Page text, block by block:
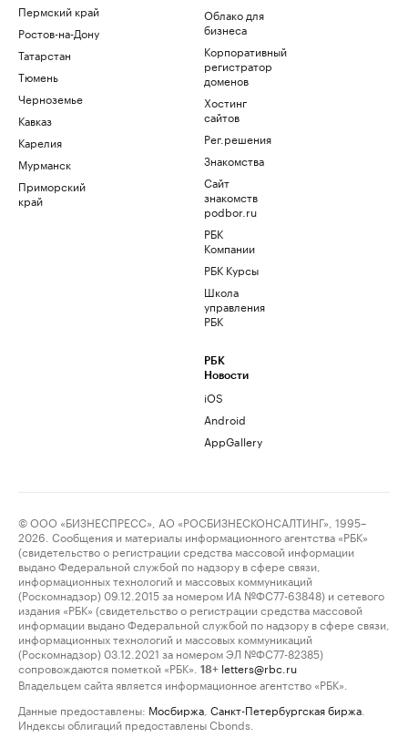
Пермский край
Ростов-на-Дону
Татарстан
Тюмень
Черноземье
Кавказ
Карелия
Мурманск
Приморский
край
Облако для
бизнеса
Корпоративный
регистратор
доменов
Хостинг
сайтов
Рег.решения
Знакомства
Сайт
знакомств
podbor.ru
РБК
Компании
РБК Курсы
Школа
управления
РБК
РБК
Новости
iOS
Android
AppGallery
© ООО «БИЗНЕСПРЕСС», АО «РОСБИЗНЕСКОНСАЛТИНГ», 1995–
2026. Сообщения и материалы информационного агентства «РБК»
(свидетельство о регистрации средства массовой информации
выдано Федеральной службой по надзору в сфере связи,
информационных технологий и массовых коммуникаций
(Роскомнадзор) 09.12.2015 за номером ИА №ФС77-63848) и сетевого
издания «РБК» (свидетельство о регистрации средства массовой
информации выдано Федеральной службой по надзору в сфере связи,
информационных технологий и массовых коммуникаций
(Роскомнадзор) 03.12.2021 за номером ЭЛ №ФС77-82385)
сопровождаются пометкой «РБК».
18+ letters@rbc.ru
Владельцем сайта является информационное агентство «РБК».
Данные предоставлены: Мосбиржа Санкт-Петербургская биржа
Индексы облигаций предоставлены Cbonds.